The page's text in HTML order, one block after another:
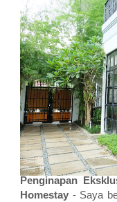
Penginapan
Homestay - Saya